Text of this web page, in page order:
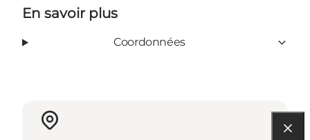
En savoir plus
Coordonnées